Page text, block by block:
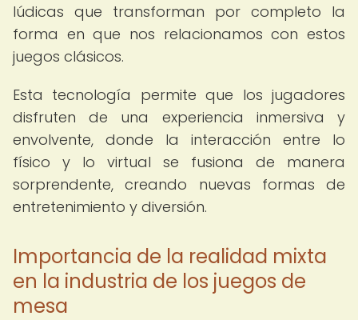
lúdicas que transforman por completo la
forma en que nos relacionamos con estos
juegos clásicos.
Esta tecnología permite que los jugadores
disfruten de una experiencia inmersiva y
envolvente, donde la interacción entre lo
físico y lo virtual se fusiona de manera
sorprendente, creando nuevas formas de
entretenimiento y diversión.
Importancia de la realidad mixta
en la industria de los juegos de
mesa